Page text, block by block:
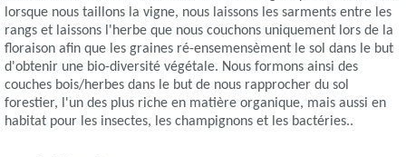
lorsque nous taillons la vigne, nous laissons les sarments entre les
rangs et laissons l'herbe que nous couchons uniquement lors de la
floraison afin que les graines ré-ensemensèment le sol dans le but
d'obtenir une bio-diversité végétale. Nous formons ainsi des
couches bois/herbes dans le but de nous rapprocher du sol
forestier, l'un des plus riche en matière organique, mais aussi en
habitat pour les insectes, les champignons et les bactéries..